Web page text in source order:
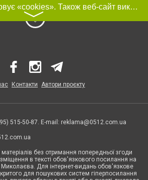
Цей сайт використовує «cookies». Також веб-сайт використовує інтернет-сервіс для збору технічних даних стосовно відвідувачів з метою отримання маркетингової та статистичної інформації. Умови обробки даних відвідувачів сайту див.
〉
Контакти Автори проєкту
515-50-87. E-mail: reklama@0512.com.ua
без отримання попередньої згоди
в тексті обов'язкового посилання на
Для інтернет-видань обов'язкове
для пошукових систем гіперпосилання